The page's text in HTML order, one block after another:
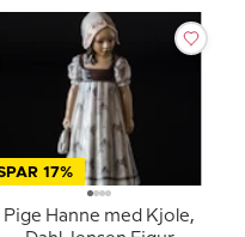
17%
Pige Hanne med Kjole,